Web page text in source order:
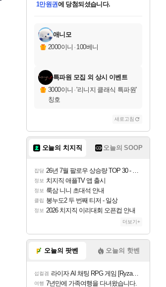
교환.
당첨되셨습니다.
당첨되셨습니다.
당첨되셨습니다.
1만원권에 당첨되셨습니다.
당첨되셨습니다.
당첨되셨습니다.
당첨되셨습니다.
당첨되셨습니다.
에디션 (스팀코드)
당첨되셨습니다.
애니모
2000이니 · 100베니
특파원 모집 외 상시 이벤트
3000이니 ·'리니지 클래식 특파원'
칭호
새로고침
오늘의 치지직 오늘의 SOOP
잡담 26년 7월 팔로우 상승량 TOP 30 - 월간 치지직
정보 치지직 애플TV 앱 출시
정보 룩삼 니니 초대석 안내
클립 봉누도2 두 번째 티저 - 일상
정보 2026 치지직 이리대회 오픈컵 안내
더보기+
오늘의 팟벤 오늘의 핫벤
섭컬겜 라이자 AI 채팅 RPG 게임 [RyzaChat: AI] 공개
여행 7년만에 가족여행을 다녀왔습니다.